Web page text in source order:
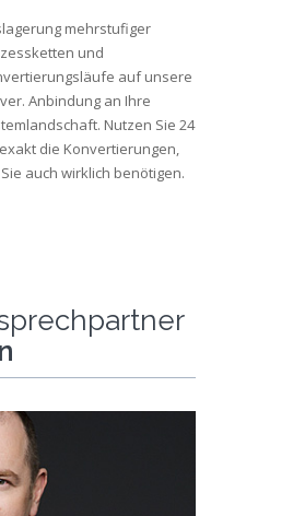
mehrstufiger
und
auf unsere
Anbindung an Ihre
Nutzen Sie 24
die Konvertierungen,
auch wirklich benötigen.